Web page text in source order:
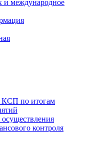
и международное
КСП по итогам
контроля